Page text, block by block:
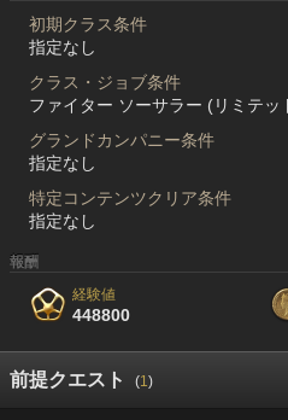
初期クラス条件
指定なし
クラス・ジョブ条件
ファイター ソーサラー (リミテッ
グランドカンパニー条件
指定なし
特定コンテンツクリア条件
指定なし
報酬
経験値
448800
前提クエスト (1)